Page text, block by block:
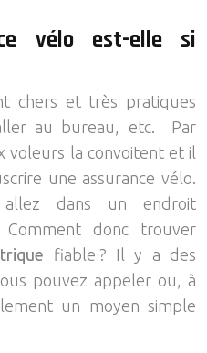
vélo est-elle si
chers et très pratiques
au bureau, etc. Par
voleurs la convoitent et il
une assurance vélo.
dans un endroit
donc trouver
fiable ? Il y a des
pouvez appeler ou, à
un moyen simple